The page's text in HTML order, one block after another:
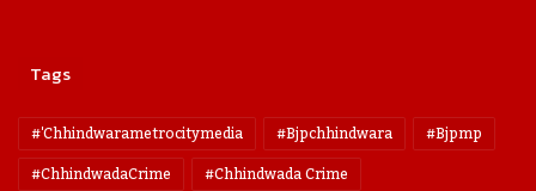
Tags
#'chhindwarametrocitymedia #bjpchhindwara
#bjpmp
#ChhindwadaCrime
#Chhindwada Crime